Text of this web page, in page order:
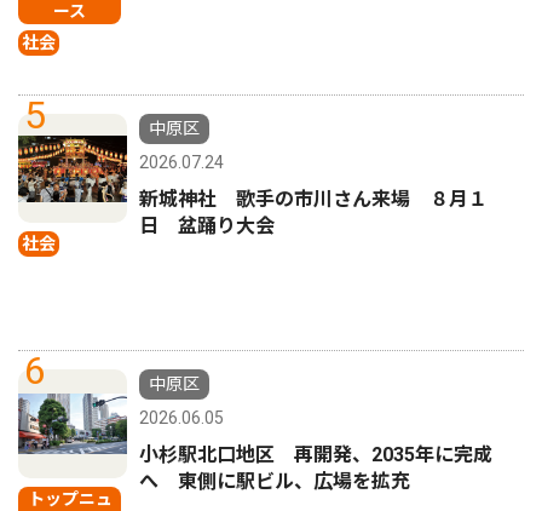
ース
社会
5
社会
中原区
2026.07.24
新城神社 歌手の市川さん来場 ８月１
日 盆踊り大会
6
トップニュ
中原区
2026.06.05
小杉駅北口地区 再開発、2035年に完成
へ 東側に駅ビル、広場を拡充